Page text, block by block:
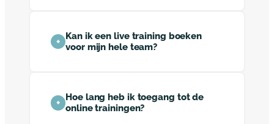
Kan ik een live training boeken
voor mijn hele team?
Hoe lang heb ik toegang tot de
online trainingen?